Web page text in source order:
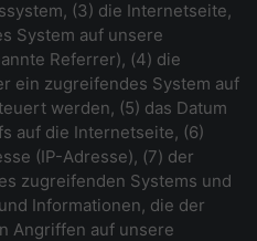
(3) die Internetseite,
System auf unsere
Referrer), (4) die
ein zugreifendes System auf
werden, (5) das Datum
auf die Internetseite, (6)
(IP-Adresse), (7) der
zugreifenden Systems und
Informationen, die der
Angriffen auf unsere